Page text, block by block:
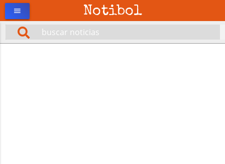
Notibol
menu